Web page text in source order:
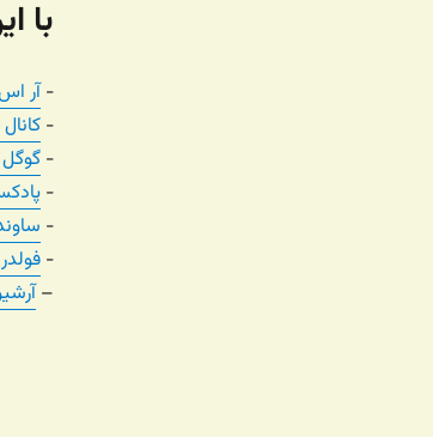
با
‏-آر
‏-
‏-
‏-
‏-
‏-
–